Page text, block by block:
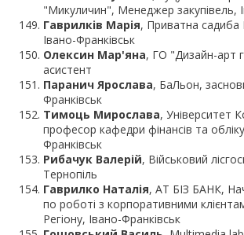
"Микуличин", Менеджер закупівель,
Гаврилків Марія, Приватна садиба
Івано-Франківськ
Олексин Мар'яна, ГО "Дизайн-арт
асистент
Паранич Ярослава, БаЛьон,
Франківськ
Тимоць Мирослава, Університет
професор кафедри фінансів та
Франківськ
Рибачук Валерій, Військовий
Тернопіль
Гаврилко Наталія, АТ БІЗ БАНК,
по роботі з корпоративними
Регіону, Івано-Франківськ